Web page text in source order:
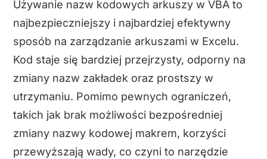
Używanie nazw kodowych arkuszy w VBA to
najbezpieczniejszy i najbardziej efektywny
sposób na zarządzanie arkuszami w Excelu.
Kod staje się bardziej przejrzysty, odporny na
zmiany nazw zakładek oraz prostszy w
utrzymaniu. Pomimo pewnych ograniczeń,
takich jak brak możliwości bezpośredniej
zmiany nazwy kodowej makrem, korzyści
przewyższają wady, co czyni to narzędzie